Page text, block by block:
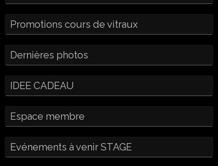
Promotions cours de vitraux
Dernières photos
IDEE CADEAU
Espace membre
Evénements à venir STAGE